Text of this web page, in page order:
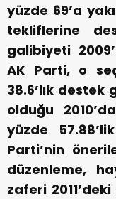
yüzde 69’a
tekliflerine
galibiyeti
AK Parti, o
38.6’lık destek
olduğu
yüzde
Parti’nin
düzenleme,
zaferi